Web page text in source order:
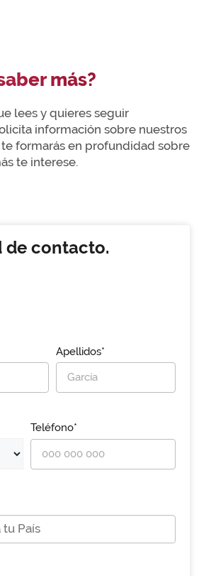
más?
lees y quieres seguir
información sobre nuestros
formarás en profundidad sobre
te interese.
de contacto.
Apellidos*
Teléfono*